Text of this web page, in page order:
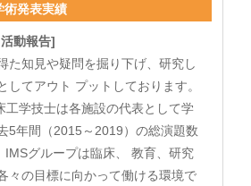
術発表実績
動報告]
た知見や疑問を掘り下げ、研究し
してアウト プットしております。
工学技士は各施設の代表として学
5年間（2015～2019）の総演題数
IMSグループは臨床、 教育、研究
々の目標に向かって働ける環境で